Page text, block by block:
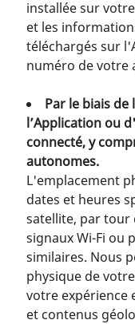
installée sur
et les
téléchargés sur
numéro de votre
Par le biais
l’Application ou
connecté, y
autonomes.
L'emplacement
dates et heures
satellite, par tour
signaux Wi-Fi ou
similaires. Nous
physique de
votre expérience
et contenus